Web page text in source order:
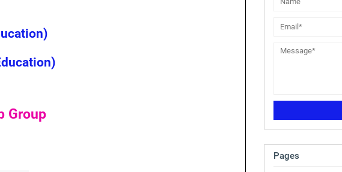
Group
Pages